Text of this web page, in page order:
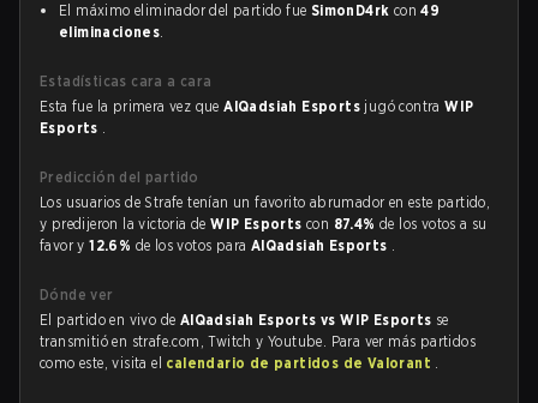
El máximo eliminador del partido fue SimonD4rk con49
eliminaciones.
Estadísticas cara a cara
Esta fue la primera vez queAlQadsiah Esports jugó contraWIP
Esports .
Predicción del partido
Los usuarios de Strafe tenían un favorito abrumador en este partido,
y predijeron la victoria deWIP Esportscon 87.4%de los votos a su
favor y12.6% de los votos para AlQadsiah Esports .
Dónde ver
El partido en vivo de AlQadsiah Esports vs WIP Esports se
transmitió en strafe.com, Twitch y Youtube. Para ver más partidos
como este, visita el calendario de partidos de Valorant .